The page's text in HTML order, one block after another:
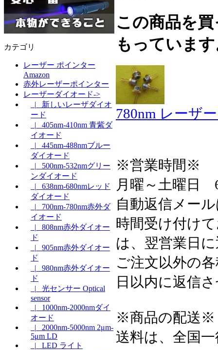
カテゴリ
レーザー ポインター
Amazon
赤外レーザーポインター
レーザーダイオード->
|_ 新しいレーザダイオ
ード
|_ 405nm-410nm 青紫ダ
イオード
|_ 445nm-488nmブルー
ダイオード
|_ 500nm-532nmグリー
ンダイオード
|_ 638nm-680nmレッド
ダイオード
|_ 700nm-780nm赤外ダ
イオード
|_ 808nm赤外ダイオー
ド
|_ 905nm赤外ダイオー
ド
|_ 980nm赤外ダイオー
ド
|_ 光センサー Optical
sensor
|_ 1000nm-2000nmダイ
オード
|_ 2000nm-5000nm 2μm-
5μm LD
|_ LED ライト
この商品を
もっていま
780nm レーザ
※営業時間※
月曜～土曜日
自動返信メー
時間受け付け
は、翌営業日
ご注文以外の
日以内に返信
※商品の配送※
送料は、全国